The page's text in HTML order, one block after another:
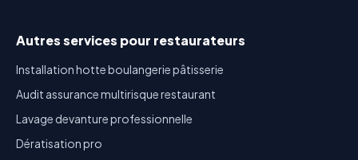
Autres services pour restaurateurs
Installation hotte boulangerie pâtisserie
Audit assurance multirisque restaurant
Lavage devanture professionnelle
Dératisation pro